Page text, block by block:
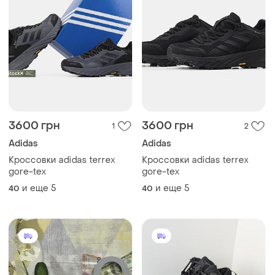
3600 грн 1
Adidas
Кроссовки adidas terrex
gore-tex
40 и еще 5
3600 грн 2
Adidas
Кроссовки adidas terrex
gore-tex
40 и еще 5